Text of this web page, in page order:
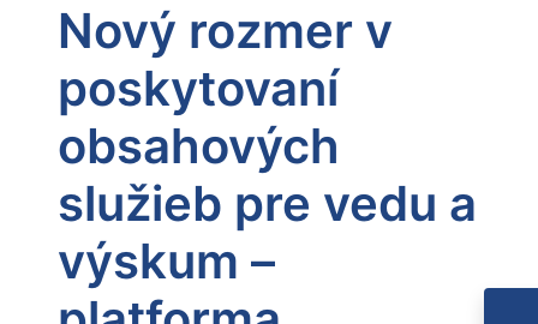
Nový rozmer v
poskytovaní
obsahových
služieb pre vedu a
výskum –